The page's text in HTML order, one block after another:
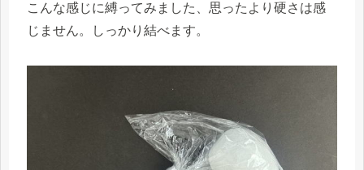
こんな感じに縛ってみました、思ったより硬さは感
じません。しっかり結べます。